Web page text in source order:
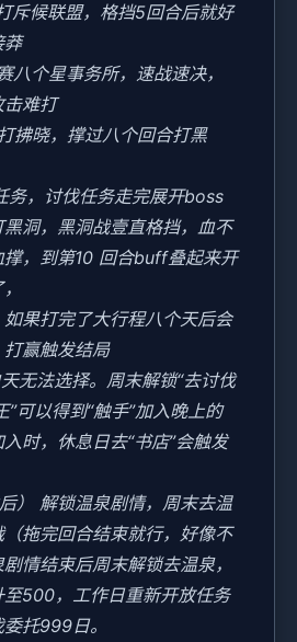
斥候联盟，格挡5回合后就好
莽
八个星事务所，速战速决，
击难打
拂晓，撑过八个回合打黑
，讨伐任务走完展开boss
洞，黑洞战壹直格挡，血不
撑，到第10 回合buff叠起来开
果打完了大行程八个天后会
赢触发结局
无法选择。周末解锁“去讨伐
”可以得到“触手”加入晚上的
时，休息日去“书店”会触发
） 解锁温泉剧情，周末去温
拖完回合结束就行，好像不
情结束后周末解锁去温泉，
至500，工作日重新开放任务
托999日。